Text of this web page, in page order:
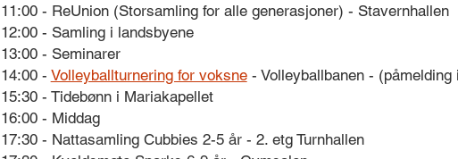
11:00 - ReUnion (Storsamling for alle generasjoner) - Stavernhallen
12:00 - Samling i landsbyene
13:00 - Seminarer
14:00 - Volleyballturnering for voksne- Volleyballbanen - (påmelding
15:30 - Tidebønn i Mariakapellet
16:00 - Middag
17:30 - Nattasamling Cubbies 2-5 år - 2. etg Turnhallen